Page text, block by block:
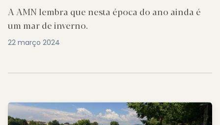
A AMN lembra que nesta época do ano ainda é
um mar de inverno.
22 março 2024